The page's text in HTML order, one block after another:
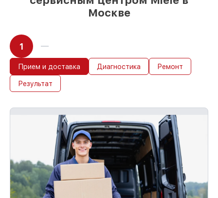
Москве
1
Прием и доставка Диагностика Ремонт
Результат